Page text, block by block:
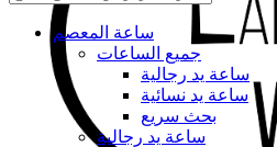
ساعة المعصم
جميع الساعات
ساعة يد رجالية
ساعة يد نسائية
بحث سريع
ساعة يد رجالية